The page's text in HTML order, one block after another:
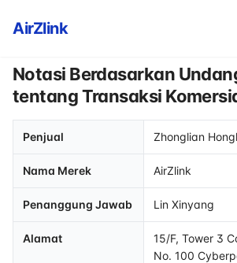
AirZlink
Notasi Berdasarkan
tentang Transaksi
Penjual Zhonglian
Nama Merek AirZlink
Penanggung Jawab Lin Xinyang
Alamat
15/F, Tower 3
No. 100